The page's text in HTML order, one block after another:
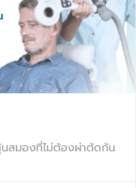
นสมองที่ไม่ต้องผ่าตัดกัน